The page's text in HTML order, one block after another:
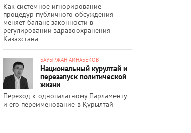
Как системное игнорирование
процедур публичного обсуждения
меняет баланс законности в
регулировании здравоохранения
Казахстана
БАУЫРЖАН АЙНАБЕКОВ
Национальный курултай и
перезапуск политической
жизни
Переход к однопалатному Парламенту
и его переименование в Құрылтай